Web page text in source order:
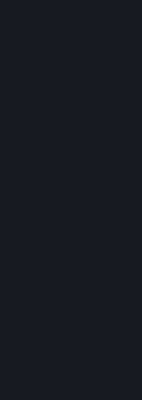
Vous
acquises sur un
sous licence, que
dessus et que
Souscriptions (y
Valve peut
acheteurs de
Valve. La « Clé
lesdites versions
instructions
Vous êtes
de revendeurs
accompagnant
Souscription. Des
fournies avec le
Souscription
acceptez
Dans certains